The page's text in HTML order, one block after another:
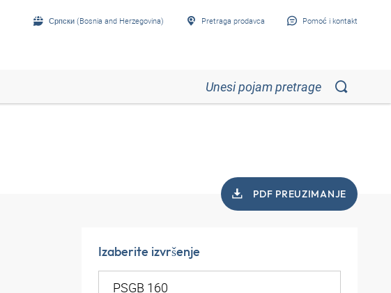
Српски (Bosnia and Herzegovina) Pretraga prodavca Pomoć i kontakt
PDF PREUZIMANJE
Izaberite izvršenje